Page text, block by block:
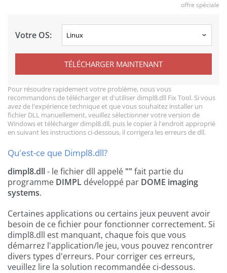
offre spéciale
Votre OS:
TÉLÉCHARGER MAINTENANT
Pour résoudre rapidement votre problème, nous vous
recommandons de télécharger et d'utiliser dimpl8.dll Fix Tool. Si vous
avez de l'expérience technique et que vous souhaitez installer un
fichier DLL manuellement, veuillez sélectionner votre version de
Windows et télécharger dimpl8.dll, puis le copier à l'endroit approprié
en suivant les instructions ci-dessous, il corrigera les erreurs de dll.
Qu'est-ce que Dimpl8.dll?
dimpl8.dll- le fichier dll appelé "" fait partie du
programme DIMPL développé par DOME imaging
systems.
Certaines applications ou certains jeux peuvent avoir
besoin de ce fichier pour fonctionner correctement. Si
dimpl8.dll est manquant, chaque fois que vous
démarrez l'application/le jeu, vous pouvez rencontrer
divers types d'erreurs. Pour corriger ces erreurs,
veuillez lire la solution recommandée ci-dessous.